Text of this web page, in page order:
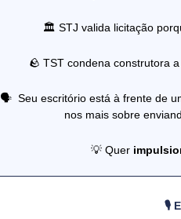
🏛️ STJ valida licitação
🪨 TST condena construtora
🗣 ️ Seu escritório está à frente de
nos mais sobre
💡 Quer
🎙️